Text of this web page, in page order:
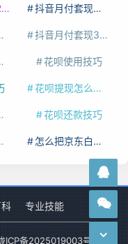
抖音月付套现怎么套
抖音月付套现30秒技巧
花呗使用技巧
花呗提现怎么操作
花呗还款技巧
怎么把京东白条的钱取出来
专业技能
ICP备2025019003号-1